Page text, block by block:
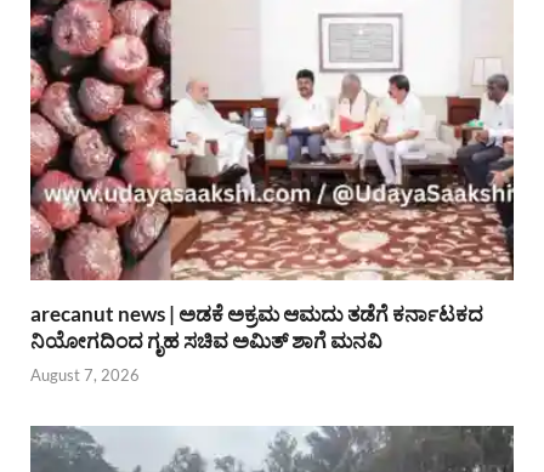
arecanut news | ಅಡಕೆ ಅಕ್ರಮ ಆಮದು ತಡೆಗೆ ಕರ್ನಾಟಕದ
ನಿಯೋಗದಿಂದ ಗೃಹ ಸಚಿವ ಅಮಿತ್ ಶಾಗೆ ಮನವಿ
August 7, 2026